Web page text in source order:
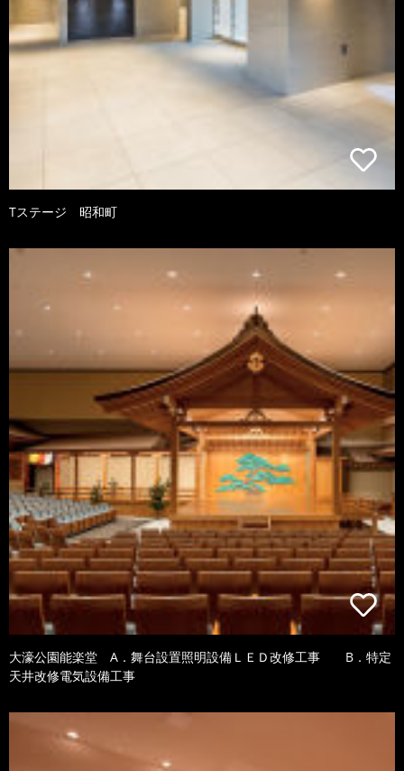
Tステージ 昭和町
大濠公園能楽堂 A．舞台設置照明設備ＬＥＤ改修工事 B．特定
天井改修電気設備工事